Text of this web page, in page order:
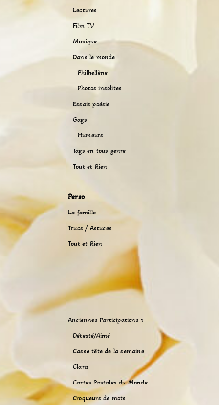
Lectures
Film TV
Musique
Dans le monde
Philhellène
Photos insolites
Essais poésie
Gags
Humeurs
Tags en tous genre
Tout et Rien
Perso
La famille
Trucs / Astuces
Tout et Rien
Anciennes Participations 1
Détesté/Aimé
Casse tête de la semaine
Clara
Cartes Postales du Monde
Croqueurs de mots